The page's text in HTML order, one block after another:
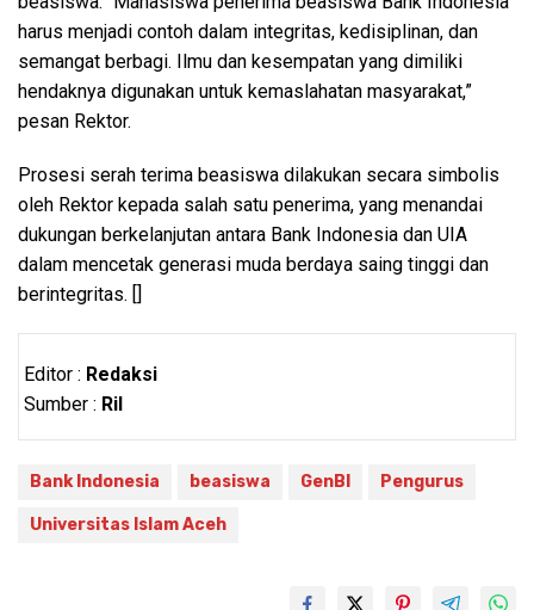
harus menjadi contoh dalam integritas, kedisiplinan, dan
semangat berbagi. Ilmu dan kesempatan yang dimiliki
hendaknya digunakan untuk kemaslahatan masyarakat,”
pesan Rektor.
Prosesi serah terima beasiswa dilakukan secara simbolis
oleh Rektor kepada salah satu penerima, yang menandai
dukungan berkelanjutan antara Bank Indonesia dan UIA
dalam mencetak generasi muda berdaya saing tinggi dan
berintegritas. []
Editor : Redaksi
Sumber : Ril
Bank Indonesia beasiswa GenBI Pengurus
Universitas Islam Aceh